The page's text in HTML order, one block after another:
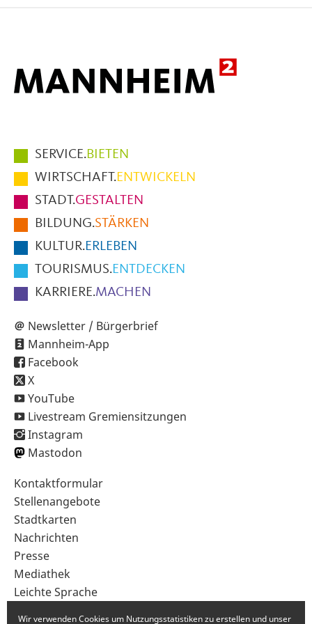
Hauptmenüpunkte
im
Fußbereich
der
Seite
SERVICE.BIETEN
WIRTSCHAFT.ENTWICKELN
STADT.GESTALTEN
BILDUNG.STÄRKEN
KULTUR.ERLEBEN
TOURISMUS.ENTDECKEN
KARRIERE.MACHEN
Newsletter / Bürgerbrief
Mannheim-App
Facebook
X
YouTube
Livestream Gremiensitzungen
Instagram
Mastodon
Sekundärnavigation
im
Fußbereich
Kontaktformular
Stellenangebote
Stadtkarten
Nachrichten
Presse
Mediathek
Leichte Sprache
Wir verwenden Cookies um Nutzungsstatistiken zu erstellen und unser